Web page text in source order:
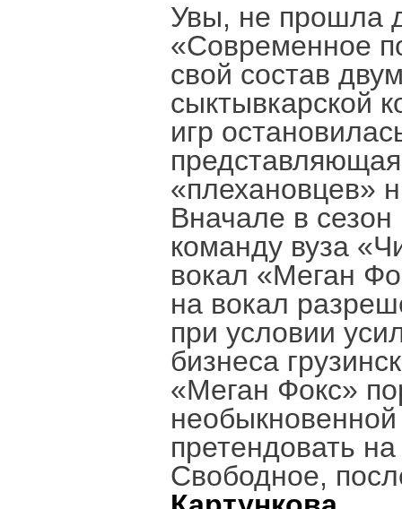
Увы, не прошла
«Современное
свой состав
сыктывкарской
игр
«плехановцев»
Вначале в
команду вуза
вокал «Меган
на вокал
при условии
бизнеса
«Меган Фокс»
претендовать
Свободное,